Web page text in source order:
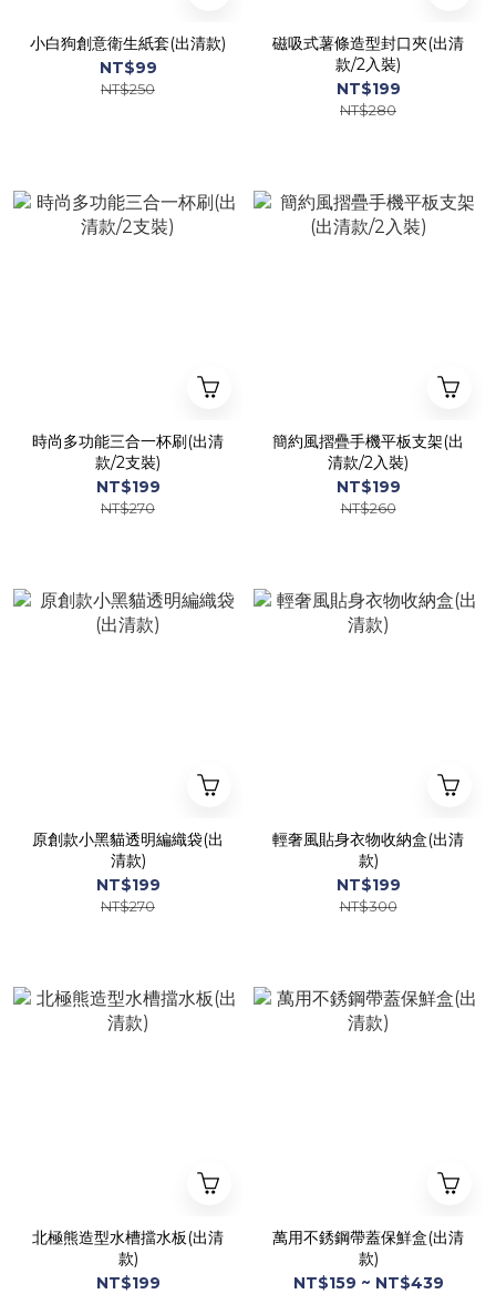
小白狗創意衛生紙套(出清款)
NT$99
NT$250
磁吸式薯條造型封口夾(出清
款/2入裝)
NT$199
NT$280
時尚多功能三合一杯刷(出清
款/2支裝)
NT$199
NT$270
簡約風摺疊手機平板支架(出
清款/2入裝)
NT$199
NT$260
原創款小黑貓透明編織袋(出
清款)
NT$199
NT$270
輕奢風貼身衣物收納盒(出清
款)
NT$199
NT$300
北極熊造型水槽擋水板(出清
款)
NT$199
萬用不銹鋼帶蓋保鮮盒(出清
款)
NT$159 ~ NT$439